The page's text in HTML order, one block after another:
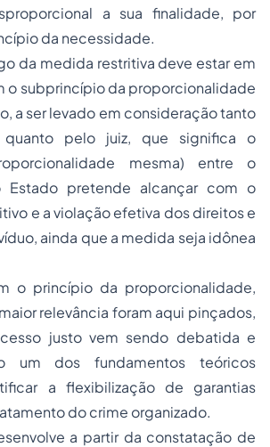
a sua finalidade, por
da necessidade.
da medida restritiva deve estar em
o subprincípio da proporcionalidade
a ser levado em consideração tanto
quanto pelo juiz, que significa o
mesma) entre o
Estado pretende alcançar com o
e a violação efetiva dos direitos e
ainda que a medida seja idônea
o princípio da proporcionalidade,
relevância foram aqui pinçados,
justo vem sendo debatida e
um dos fundamentos teóricos
a flexibilização de garantias
do crime organizado.
a partir da constatação de